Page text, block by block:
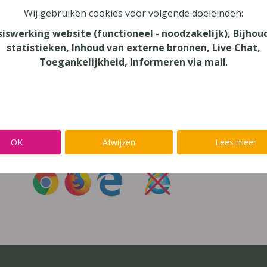
vergeten?
niet inloggen met een@lees.op-account
meteen naarAlinea,IntoWords,K3000,SprintPlus,
Wij gebruiken cookies voor volgende doeleinden:
website (functioneel - noodzakelijk),
statistieken, Inhoud van externe bronnen, Live Chat,
Toegankelijkheid, Informeren via mail.
OK Afwijzen Lees meer